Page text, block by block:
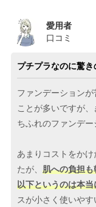
愛用者
口コミ
プチプラなのに驚
ファンデーション
ことが多いですが
ちふれのファンデー
あまりコストをか
たが、 肌への負担
以下というのは本
スが小さく使いや